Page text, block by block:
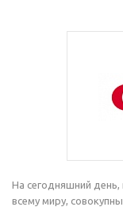
На сегодняшний день,
всему миру,